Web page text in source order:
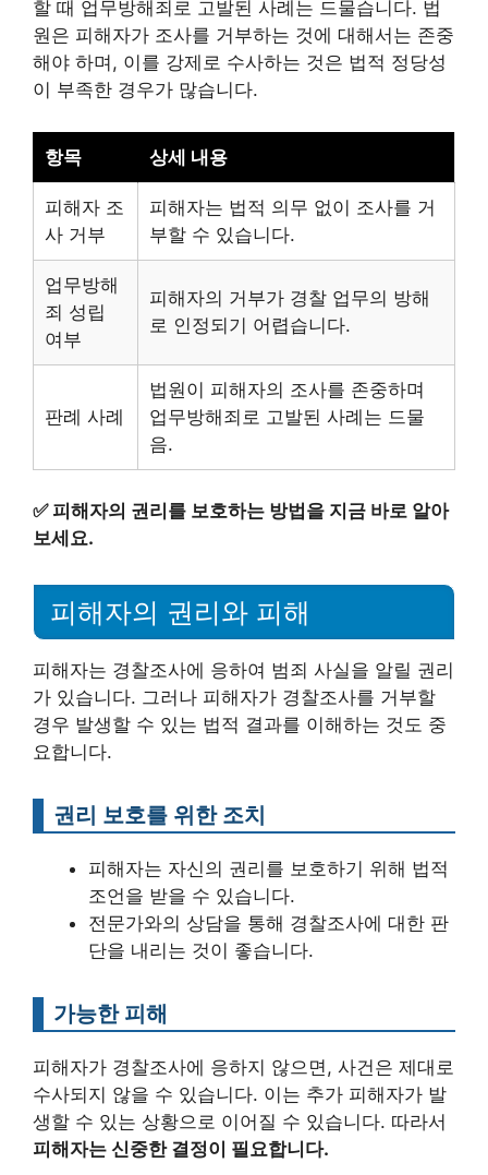
할 때 업무방해죄로 고발된 사례는 드물습니다. 법
원은 피해자가 조사를 거부하는 것에 대해서는 존중
해야 하며, 이를 강제로 수사하는 것은 법적 정당성
이 부족한 경우가 많습니다.
항목 상세 내용
피해자 조
사 거부
피해자는 법적 의무 없이 조사를 거
부할 수 있습니다.
업무방해
죄 성립
여부
피해자의 거부가 경찰 업무의 방해
로 인정되기 어렵습니다.
판례 사례
법원이 피해자의 조사를 존중하며
업무방해죄로 고발된 사례는 드물
음.
✅ 피해자의 권리를 보호하는 방법을 지금 바로 알아
보세요.
피해자의 권리와 피해
피해자는 경찰조사에 응하여 범죄 사실을 알릴 권리
가 있습니다. 그러나 피해자가 경찰조사를 거부할
경우 발생할 수 있는 법적 결과를 이해하는 것도 중
요합니다.
권리 보호를 위한 조치
피해자는 자신의 권리를 보호하기 위해 법적
조언을 받을 수 있습니다.
전문가와의 상담을 통해 경찰조사에 대한 판
단을 내리는 것이 좋습니다.
가능한 피해
피해자가 경찰조사에 응하지 않으면, 사건은 제대로
수사되지 않을 수 있습니다. 이는 추가 피해자가 발
생할 수 있는 상황으로 이어질 수 있습니다. 따라서
피해자는 신중한 결정이 필요합니다.